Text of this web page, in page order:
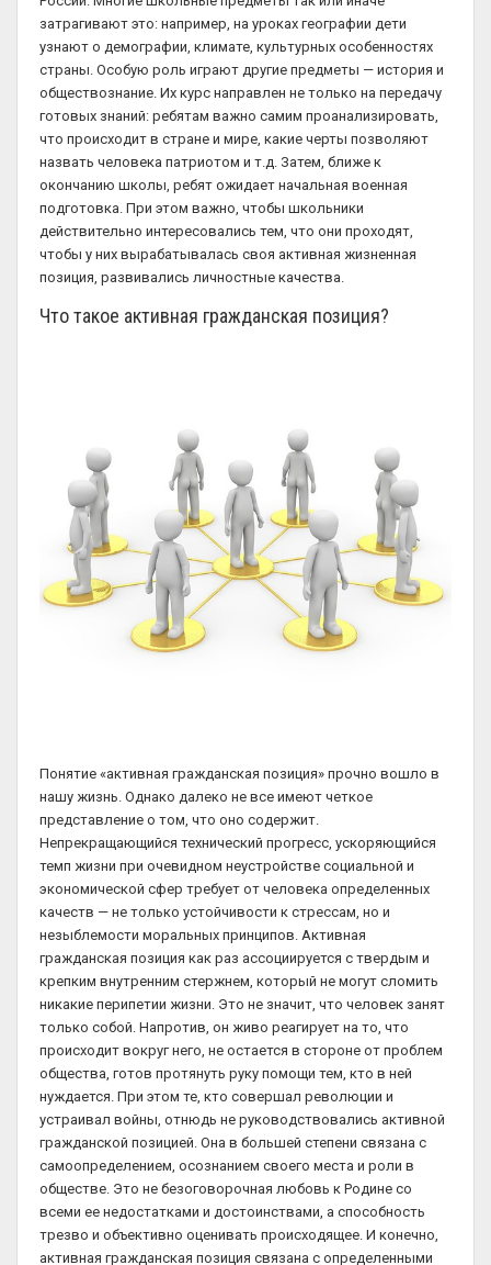
затрагивают это: например, на уроках географии дети
узнают о демографии, климате, культурных особенностях
страны. Особую роль играют другие предметы — история и
обществознание. Их курс направлен не только на передачу
готовых знаний: ребятам важно самим проанализировать,
что происходит в стране и мире, какие черты позволяют
назвать человека патриотом и т.д. Затем, ближе к
окончанию школы, ребят ожидает начальная военная
подготовка. При этом важно, чтобы школьники
действительно интересовались тем, что они проходят,
чтобы у них вырабатывалась своя активная жизненная
позиция, развивались личностные качества.
Что такое активная гражданская позиция?
Понятие «активная гражданская позиция» прочно вошло в
нашу жизнь. Однако далеко не все имеют четкое
представление о том, что оно содержит.
Непрекращающийся технический прогресс, ускоряющийся
темп жизни при очевидном неустройстве социальной и
экономической сфер требует от человека определенных
качеств — не только устойчивости к стрессам, но и
незыблемости моральных принципов. Активная
гражданская позиция как раз ассоциируется с твердым и
крепким внутренним стержнем, который не могут сломить
никакие перипетии жизни. Это не значит, что человек занят
только собой. Напротив, он живо реагирует на то, что
происходит вокруг него, не остается в стороне от проблем
общества, готов протянуть руку помощи тем, кто в ней
нуждается. При этом те, кто совершал революции и
устраивал войны, отнюдь не руководствовались активной
гражданской позицией. Она в большей степени связана с
самоопределением, осознанием своего места и роли в
обществе. Это не безоговорочная любовь к Родине со
всеми ее недостатками и достоинствами, а способность
трезво и объективно оценивать происходящее. И конечно,
активная гражданская позиция связана с определенными